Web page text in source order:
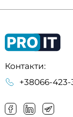
Контакти:
+38066-423-